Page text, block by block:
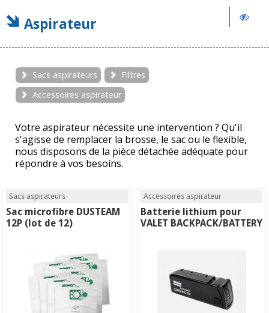
Aspirateur
Sacs aspirateurs
Filtres
Accessoires aspirateur
Votre aspirateur nécessite une intervention ? Qu'il
s'agisse de remplacer la brosse, le sac ou le flexible,
nous disposons de la pièce détachée adéquate pour
répondre à vos besoins.
Sacs aspirateurs
Sac microfibre DUSTEAM
12P (lot de 12)
Accessoires aspirateur
Batterie lithium pour
VALET BACKPACK/BATTERY